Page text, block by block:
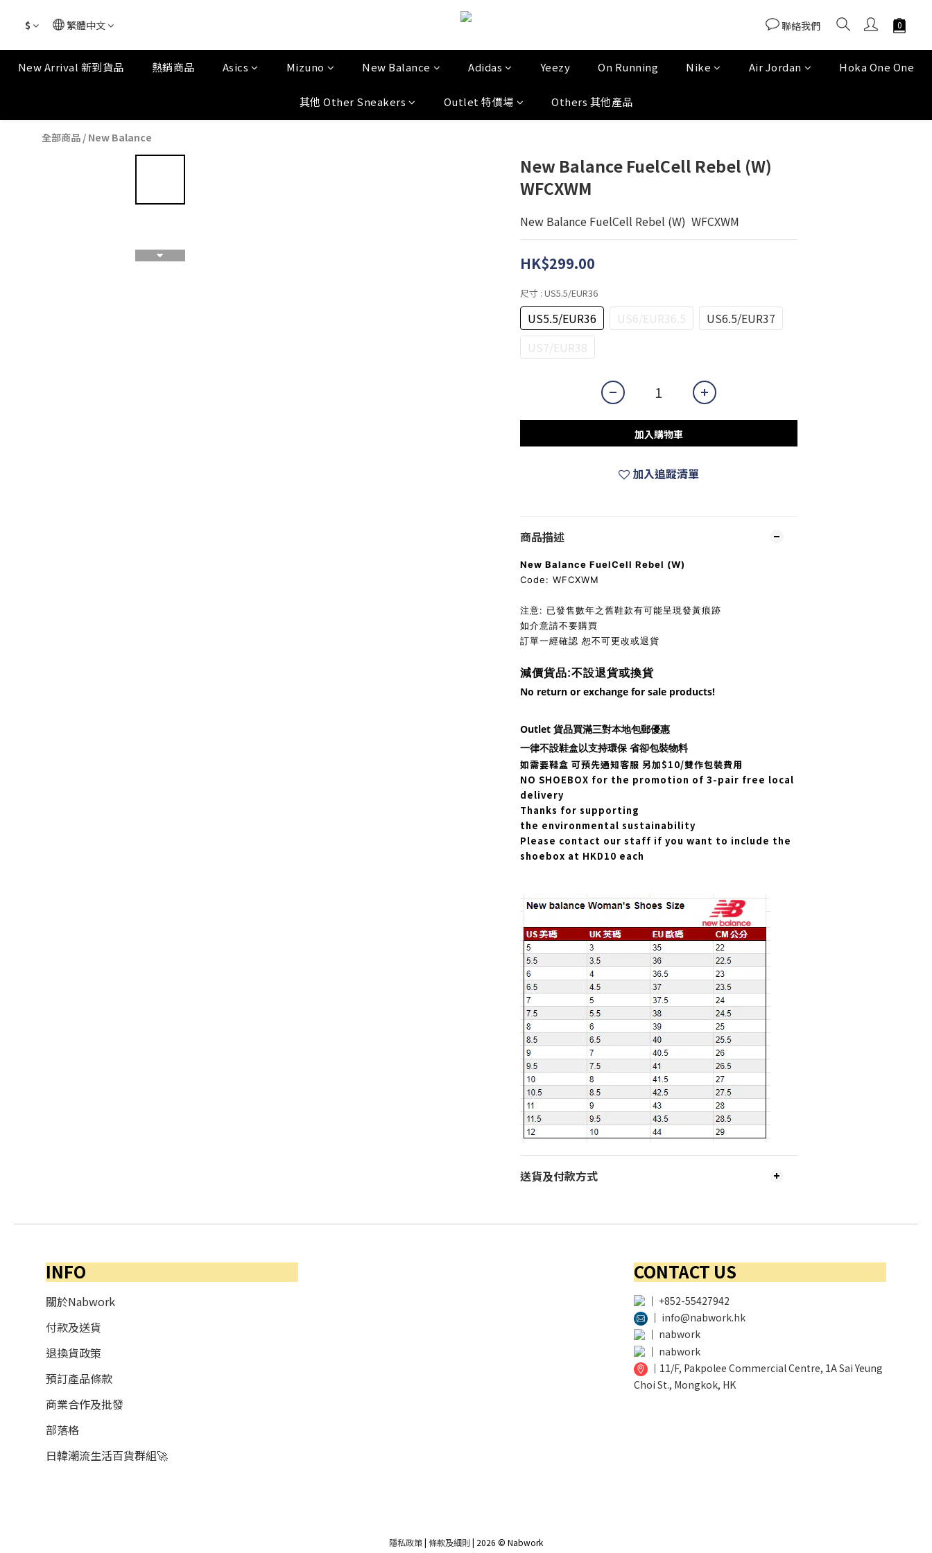
$ 繁體中文 聯絡我們
New Arrival 新到貨品 熱銷商品 Asics Mizuno New Balance Adidas Yeezy On Running Nike Air Jordan Hoka One One
其他 Other Sneakers Outlet 特價場 Others 其他產品
全部商品 / New Balance
New Balance FuelCell Rebel (W)
WFCXWM
New Balance FuelCell Rebel (W)  WFCXWM
HK$299.00
尺寸 : US5.5/EUR36
US5.5/EUR36 US6/EUR36.5
US6.5/EUR37
US7/EUR38
加入購物車
加入追蹤清單
商品描述
New Balance FuelCell Rebel (W)
Code: WFCXWM
注意: 已發售數年之舊鞋款有可能呈現發黃痕跡
如介意請不要購買
訂單一經確認 恕不可更改或退貨
減價貨品:不設退貨或換貨
No return or exchange for sale products!
Outlet 貨品買滿三對本地包郵優惠
一律不設鞋盒以支持環保 省卻包裝物料
如需要鞋盒 可預先通知客服 另加$10/雙作包裝費用
NO SHOEBOX for the promotion of 3-pair free local
delivery
Thanks for supporting
the environmental sustainability
Please contact our staff if you want to include the
shoebox at HKD10 each
送貨及付款方式
INFO
關於Nabwork
付款及送貨
退換貨政策
預訂產品條款
商業合作及批發
部落格
日韓潮流生活百貨群組🚀
CONTACT US
│ +852-55427942
│ info@nabwork.hk
│ nabwork
│ nabwork
│ 11/F, Pakpolee Commercial Centre, 1A Sai Yeung
Choi St., Mongkok, HK
隱私政策| 條款及細則 | 2026 © Nabwork